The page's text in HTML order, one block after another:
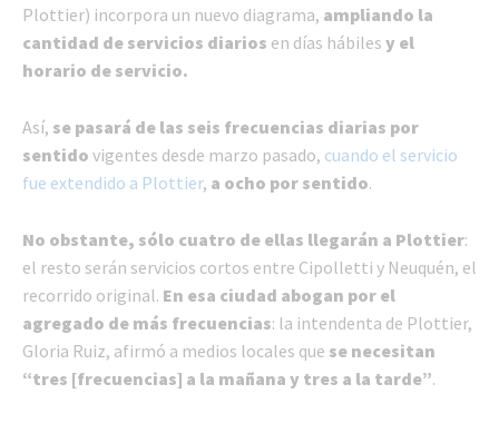
Plottier) incorpora un nuevo diagrama, ampliando la
cantidad de servicios diarios en días hábiles y el
horario de servicio.
Así, se pasará de las seis frecuencias diarias por
sentido vigentes desde marzo pasado, cuando el servicio
fue extendido a Plottier, a ocho por sentido.
No obstante, sólo cuatro de ellas llegarán a Plottier:
el resto serán servicios cortos entre Cipolletti y Neuquén, el
recorrido original. En esa ciudad abogan por el
agregado de más frecuencias: la intendenta de Plottier,
Gloria Ruiz, afirmó a medios locales que se necesitan
“tres [frecuencias] a la mañana y tres a la tarde”.